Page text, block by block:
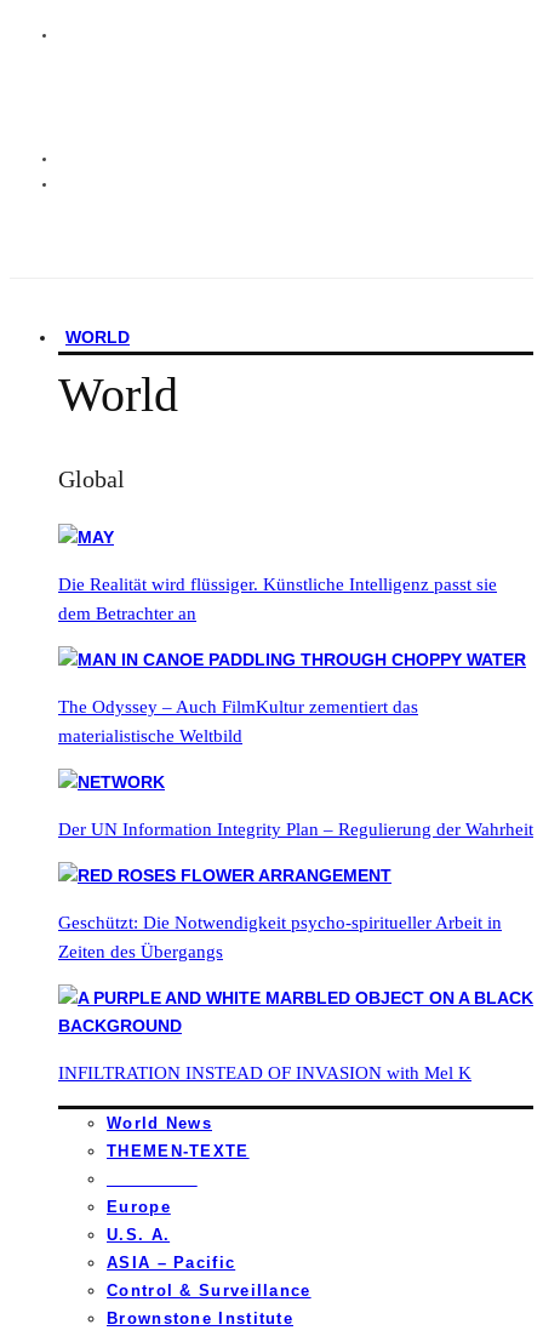
WORLD
World
Global
Die Realität wird flüssiger. Künstliche Intelligenz passt sie
dem Betrachter an
The Odyssey – Auch FilmKultur zementiert das
materialistische Weltbild
Der UN Information Integrity Plan – Regulierung der Wahrheit
Geschützt: Die Notwendigkeit psycho-spiritueller Arbeit in
Zeiten des Übergangs
INFILTRATION INSTEAD OF INVASION with Mel K
World News
THEMEN-TEXTE
Europe
U.S. A.
ASIA – Pacific
Control & Surveillance
Brownstone Institute